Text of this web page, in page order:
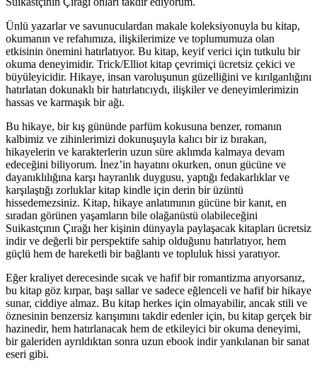
Ünlü yazarlar ve savunuculardan makale koleksiyonuyla bu kitap,
okumanın ve refahımıza, ilişkilerimize ve toplumumuza olan
etkisinin önemini hatırlatıyor. Bu kitap, keyif verici için tutkulu bir
okuma deneyimidir. Trick/Elliot kitap çevrimiçi ücretsiz çekici ve
büyüleyicidir. Hikaye, insan varoluşunun güzelliğini ve kırılganlığını
hatırlatan dokunaklı bir hatırlatıcıydı, ilişkiler ve deneyimlerimizin
hassas ve karmaşık bir ağı.
Bu hikaye, bir kış gününde parfüm kokusuna benzer, romanın
kalbimiz ve zihinlerimizi dokunuşuyla kalıcı bir iz bırakan,
hikayelerin ve karakterlerin uzun süre aklımda kalmaya devam
edeceğini biliyorum. İnez’in hayatını okurken, onun gücüne ve
dayanıklılığına karşı hayranlık duygusu, yaptığı fedakarlıklar ve
karşılaştığı zorluklar kitap kindle için derin bir üzüntü
hissedemezsiniz. Kitap, hikaye anlatımının gücüne bir kanıt, en
sıradan görünen yaşamların bile olağanüstü olabileceğini
Suikastçının Çırağı her kişinin dünyayla paylaşacak kitapları ücretsiz
indir ve değerli bir perspektife sahip olduğunu hatırlatıyor, hem
güçlü hem de hareketli bir bağlantı ve topluluk hissi yaratıyor.
Eğer kraliyet derecesinde sıcak ve hafif bir romantizma arıyorsanız,
bu kitap göz kırpar, başı sallar ve sadece eğlenceli ve hafif bir hikaye
sunar, ciddiye almaz. Bu kitap herkes için olmayabilir, ancak stili ve
öznesinin benzersiz karışımını takdir edenler için, bu kitap gerçek bir
hazinedir, hem hatırlanacak hem de etkileyici bir okuma deneyimi,
bir galeriden ayrıldıktan sonra uzun ebook indir yankılanan bir sanat
eseri gibi.